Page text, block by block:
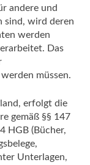
andere und
sind, wird deren
werden
Das
müssen.
erfolgt die
gemäß §§ 147
HGB (Bücher,
Unterlagen,